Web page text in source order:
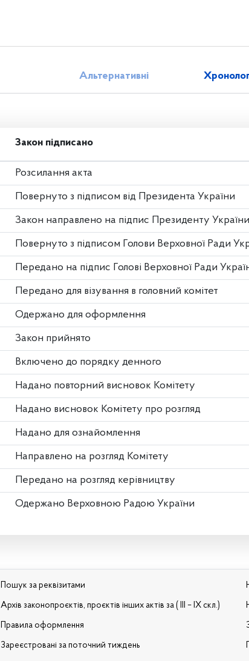
Альтернативні
Закон підписано
Розсилання акта
Повернуто з підписом від Президента України
Закон направлено на підпис Президенту України
Повернуто з підписом Голови Верховної Ради
Передано на підпис Голові Верховної Ради
Передано для візування в головний комітет
Одержано для оформлення
Закон прийнято
Включено до порядку денного
Надано повторний висновок Комітету
Надано висновок Комітету про розгляд
Надано для ознайомлення
Направлено на розгляд Комітету
Передано на розгляд керівництву
Одержано Верховною Радою України
Пошук за реквізитами
Архів законопроєктів, проєктів інших актів за ( III – IX скл.)
Правила оформлення
Зареєстровані за поточний тиждень